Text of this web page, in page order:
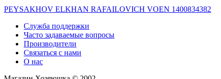
PEYSAKHOV ELKHAN RAFAILOVICH VOEN 1400834382
Служба поддержки
Часто задаваемые вопросы
Производители
Связаться с нами
О нас